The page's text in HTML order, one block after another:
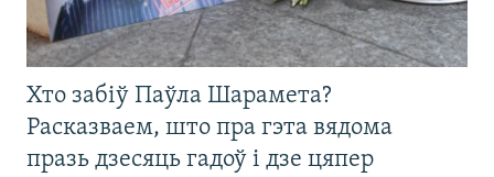
Хто забіў Паўла Шарамета?
Расказваем, што пра гэта вядома
празь дзесяць гадоў і дзе цяпер